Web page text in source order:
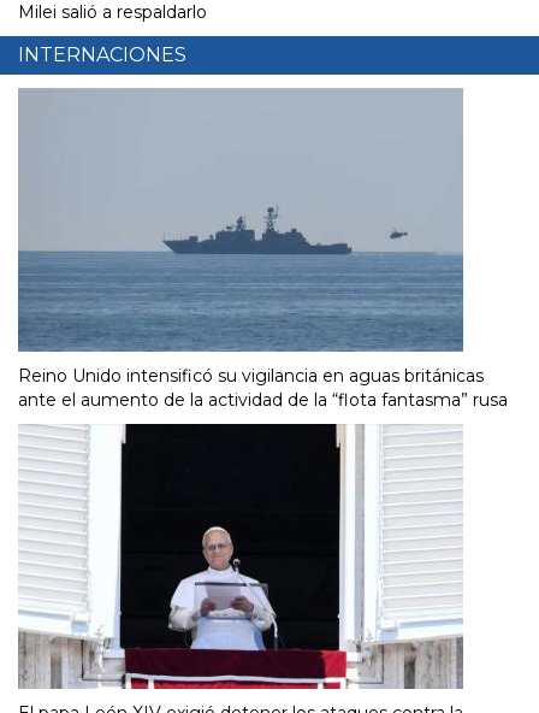
Milei salió a respaldarlo
INTERNACIONES
Reino Unido intensificó su vigilancia en aguas británicas
ante el aumento de la actividad de la “flota fantasma” rusa